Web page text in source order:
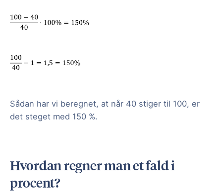
Sådan har vi beregnet, at når 40 stiger til 100, er
det steget med 150 %.
Hvordan regner man et fald i
procent?